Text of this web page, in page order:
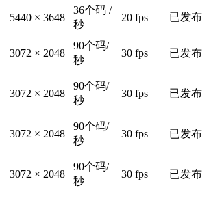
5440 × 3648
36个码 /
秒
20 fps 已发布
3072 × 2048
90个码/
秒
30 fps 已发布
3072 × 2048
90个码/
秒
30 fps 已发布
3072 × 2048
90个码/
秒
30 fps 已发布
3072 × 2048
90个码/
秒
30 fps 已发布